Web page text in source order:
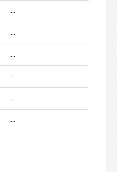
--
--
--
--
--
--